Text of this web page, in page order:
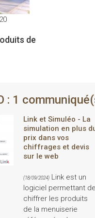
de
: 1
Link et Simuléo - La
simulation en plus
prix dans vos
chiffrages et devis
sur le web
(18/09/2024) Link est un
logiciel permettant de
chiffrer les produits
de la menuiserie